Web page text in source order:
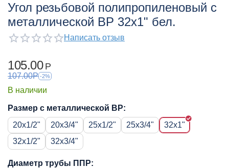
Угол резьбовой полипропиленовый с
металлической ВР 32x1" бел.
Написать отзыв
105.00 Р
107.00Р -2%
В наличии
Размер с металлической ВР:
20x1/2"
20x3/4" 25x1/2" 25x3/4"
32x1"
32x1/2"
32x3/4"
Диаметр трубы ППР: